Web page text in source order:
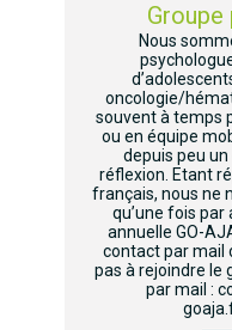
Nous
oncologie/
souvent à temps
ou en équipe
depuis peu
réflexion. Etant
français, nous ne
qu’une fois par
annuelle GO-
contact par mail
pas à rejoindre le
par mail :